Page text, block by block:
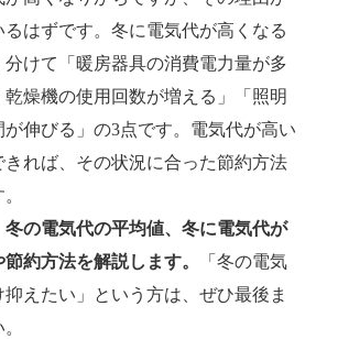
はずです。冬に電気代が高くなる
分けて「暖房器具の消費電力量が多
燥機の使用回数が増える」「照明
伸びる」の3点です。電気代が高い
きれば、その状況に合った節約方法
冬の電気代の平均値、冬に電気代が
約方法を解説します。
「冬の電気
えたい」という方は、ぜひ最後ま